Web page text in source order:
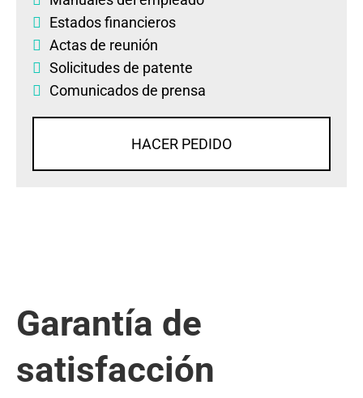
Estados financieros
Actas de reunión
Solicitudes de patente
Comunicados de prensa
HACER PEDIDO
Garantía de
satisfacción